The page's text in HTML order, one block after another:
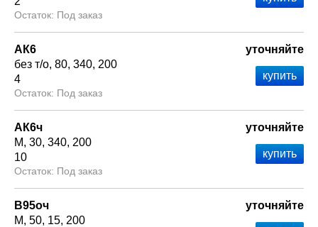
Под заказ
АК6
без т/о 80 340 200
4
Под заказ
уточняйте
АК6ч
М 30 340 200
10
Под заказ
уточняйте
В95оч
М 50 15 200
уточняйте